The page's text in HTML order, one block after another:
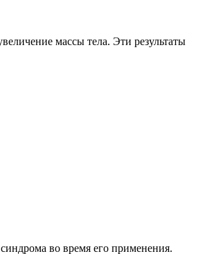
массы тела. Эти результаты
во время его применения.